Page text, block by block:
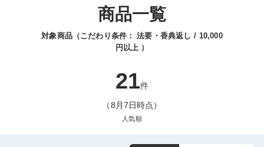
商品一覧
対象商品（こだわり条件：法要・香典返し
10,000
円以上 ）
21件
（8月7日時点）
人気順